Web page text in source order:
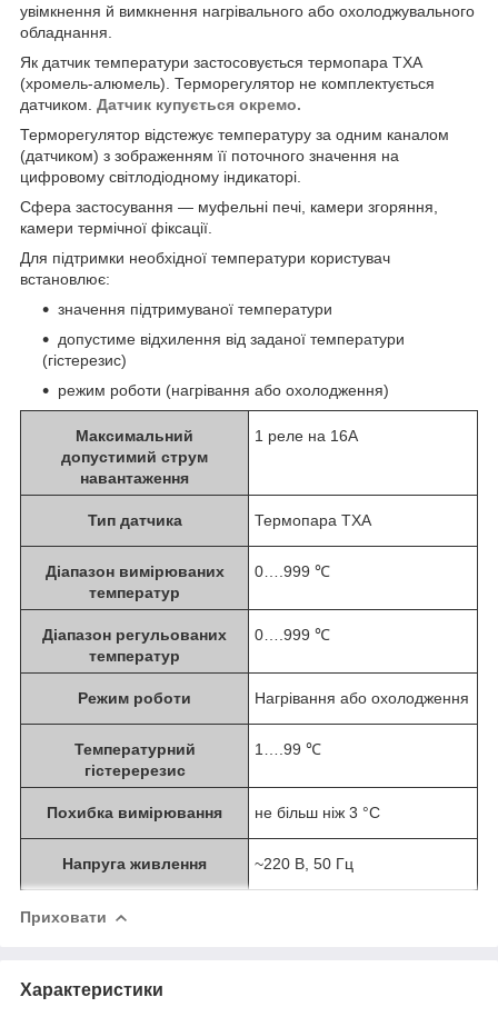
увімкнення й вимкнення нагрівального або охолоджувального
обладнання.
Як датчик температури застосовується термопара ТХА
(хромель-алюмель). Терморегулятор не комплектується
датчиком. Датчик купується окремо.
Терморегулятор відстежує температуру за одним каналом
(датчиком) з зображенням її поточного значення на
цифровому світлодіодному індикаторі.
Сфера застосування — муфельні печі, камери згоряння,
камери термічної фіксації.
Для підтримки необхідної температури користувач
встановлює:
значення підтримуваної температури
допустиме відхилення від заданої температури
(гістерезис)
режим роботи (нагрівання або охолодження)
Максимальний
допустимий струм
навантаження
1 реле на 16А
Тип датчика Термопара ТХА
Діапазон вимірюваних
температур
0….999 ℃
Діапазон регульованих
температур
0….999 ℃
Режим роботи Нагрівання або охолодження
Температурний
гістеререзис
1….99 ℃
Похибка вимірювання не більш ніж 3 °C
Напруга живлення ~220 В, 50 Гц
Приховати
Характеристики